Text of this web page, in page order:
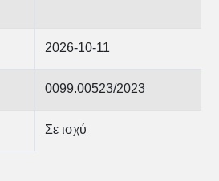
2026-10-11
0099.00523/2023
Σε ισχύ